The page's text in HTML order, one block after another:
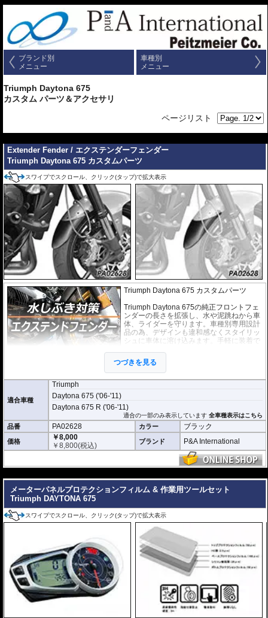
ブランド別
メニュー
車種別
メニュー
Triumph Daytona 675
カスタム パーツ＆アクセサリ
ページリスト
Extender Fender / エクステンダーフェンダー
Triumph Daytona 675 カスタムパーツ
スワイプでスクロール、クリック(タップ)で拡大表示
Triumph Daytona 675 カスタムパーツ
Triumph Daytona 675の純正フロントフェ
ンダーの長さを拡張し、水や泥跳ねから車
体、ライダーを守ります。車種別専用設計
品の為、デザインも違和感なくスタイリッ
シュに車体に溶け込みます。手軽に装着で
取付は付属の強力粘着シートを使い、簡単
に行えます。通常使用での脱落は心配あり
ませんが、取付作業の不備(洗浄、脱脂不十分)等においてはこの限りではあり
ません。ビスが付属しているパッケージについてはビス止めを強く推奨いたし
ます。ビス止めしていない場合の脱落による保証は致しかねます。
※写真はイメージです。車種により、フェンダーのデザインは多少異なりま
す。
つづきを見る
適合車種
Triumph
Daytona 675 ('06-'11)
Daytona 675 R ('06-'11)
適合の一部のみ表示しています全車種表示はこちら
品番 PA02628 カラー ブラック
価格
￥8,000
￥8,800(税込) ブランド P&A International
メーターパネルプロテクションフィルム & 作業用ツールセット
Triumph DAYTONA 675
スワイプでスクロール、クリック(タップ)で拡大表示